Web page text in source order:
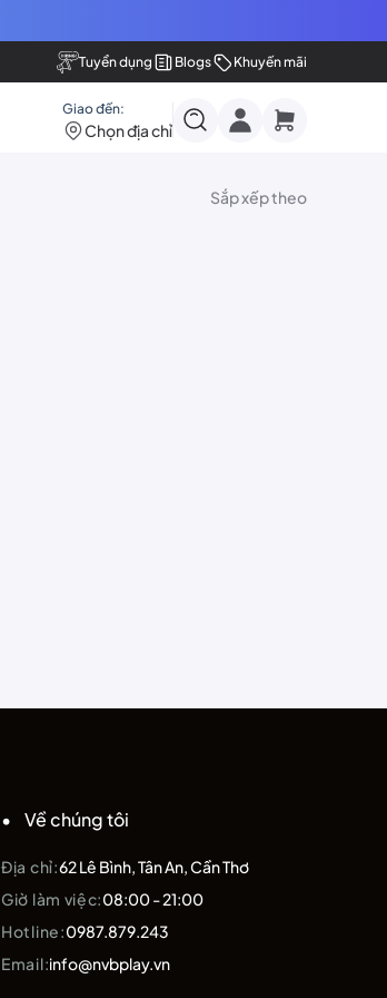
Tuyển dụng Blogs Khuyến mãi
Giao đến:
Chọn địa chỉ
Sắp xếp theo
Về chúng tôi
Địa chỉ:62 Lê Bình, Tân An, Cần Thơ
Giờ làm việc:08:00 - 21:00
Hotline:0987.879.243
Email:info@nvbplay.vn